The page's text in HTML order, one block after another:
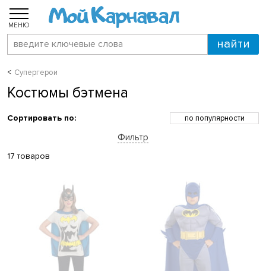
МЕНЮ
Супергерои
Костюмы бэтмена
Сортировать по:
по популярности
Фильтр
17 товаров